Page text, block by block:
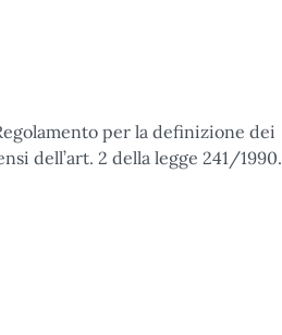
per la definizione dei
dell’art. 2 della legge 241/1990.
figurativa - Servizio militare di leva